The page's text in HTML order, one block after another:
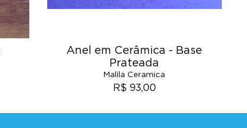
Anel em Cerâmica - Base
Prateada
Malila Ceramica
R$ 93,00